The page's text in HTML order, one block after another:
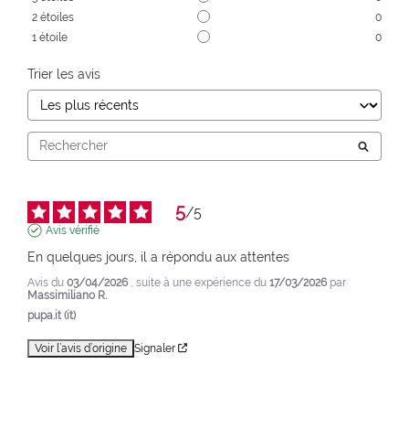
2 étoiles
0
1 étoile 0
Trier les avis
5/5
Avis vérifié
En quelques jours, il a répondu aux attentes
Avis du 03/04/2026 , suite à une expérience du 17/03/2026 par
Massimiliano R.
pupa.it (it)
Voir l’avis d’origine Signaler